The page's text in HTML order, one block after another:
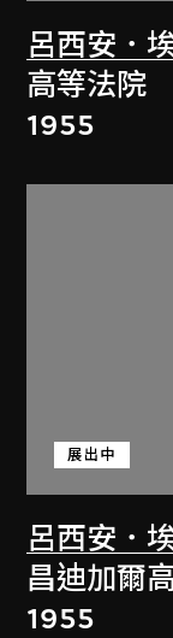
呂西安．
高等法院
1955
呂西安．
展出中
昌迪加爾
1955